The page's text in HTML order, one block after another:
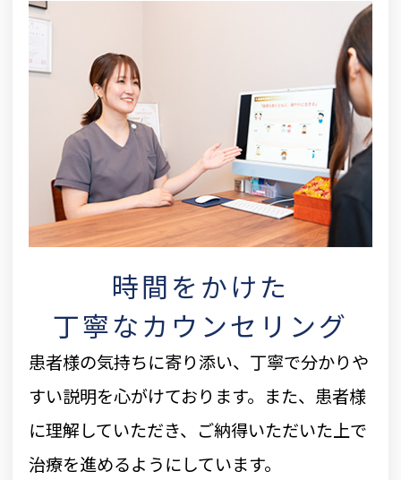
時間をかけた
丁寧なカウンセリング
患者様の気持ちに寄り添い、丁寧で分かりや
すい説明を心がけております。また、患者様
に理解していただき、ご納得いただいた上で
治療を進めるようにしています。